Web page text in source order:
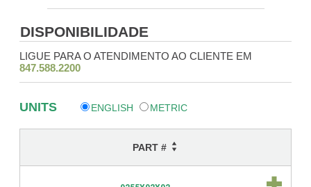
DISPONIBILIDADE
LIGUE PARA O ATENDIMENTO AO CLIENTE EM
847.588.2200
UNITS ENGLISH METRIC
PART #